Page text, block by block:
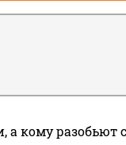
кому разобьют